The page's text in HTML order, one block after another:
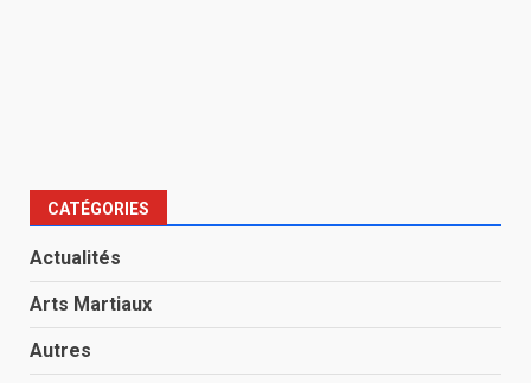
CATÉGORIES
Actualités
Arts Martiaux
Autres